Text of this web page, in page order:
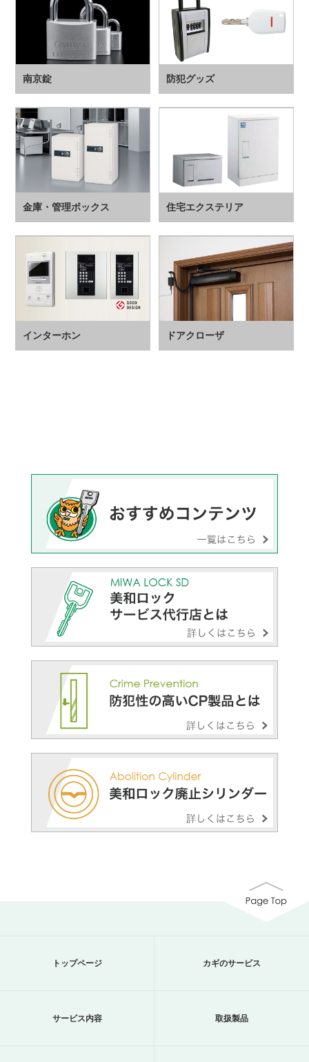
南京錠 防犯グッズ
金庫・管理ボックス 住宅エクステリア
インターホン ドアクローザ
トップページ カギのサービス
サービス内容 取扱製品